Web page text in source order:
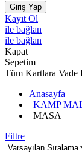
Giriş Yap
Kayıt Ol
ile bağlan
ile bağlan
Kapat
Sepetim
Tüm Kartlara Vade
Anasayfa
| KAMP
| MASA
Filtre